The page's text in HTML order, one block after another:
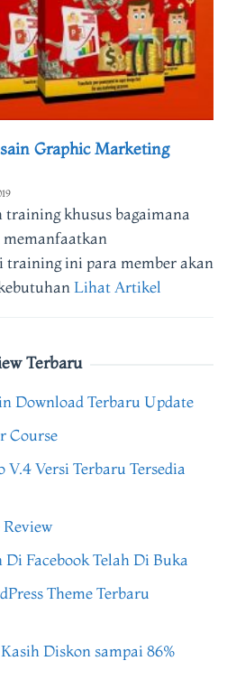
Graphic Marketing
training khusus bagaimana
memanfaatkan
training ini para member akan
Lihat Artikel
Terbaru
Download Terbaru Update
Course
Versi Terbaru Tersedia
Di Facebook Telah Di Buka
Theme Terbaru
Diskon sampai 86%